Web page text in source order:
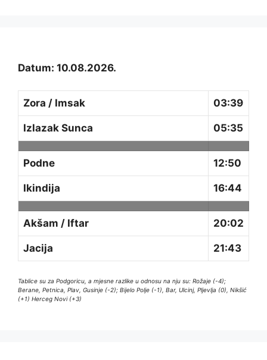
Datum: 10.08.2026.
Zora / Imsak 03:39
Izlazak Sunca 05:35
Podne 12:50
Ikindija 16:44
Akšam / Iftar 20:02
Jacija 21:43
Tablice su za Podgoricu, a mjesne razlike u odnosu na nju su: Rožaje (-4);
Berane, Petnica, Plav, Gusinje (-2); Bijelo Polje (-1), Bar, Ulcinj, Pljevlja (0), Nikšić
(+1) Herceg Novi (+3)